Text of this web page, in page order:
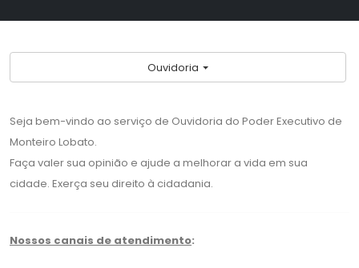
Ouvidoria
Seja bem-vindo ao serviço de Ouvidoria do Poder Executivo de
Monteiro Lobato.
Faça valer sua opinião e ajude a melhorar a vida em sua
cidade. Exerça seu direito à cidadania.
Nossos canais de atendimento: